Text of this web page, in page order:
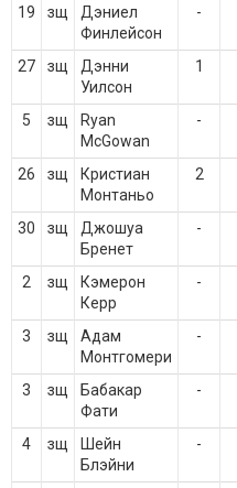
19 зщ
Дэниел
Финлейсон
-
27 зщ
Дэнни
Уилсон
1
5 зщ
Ryan
McGowan
-
26 зщ
Кристиан
Монтаньо
2
30 зщ
Джошуа
Бренет
-
2 зщ
Кэмерон
Керр
-
3 зщ
Адам
Монтгомери
-
3 зщ
Бабакар
Фати
-
4 зщ
Шейн
Блэйни
-